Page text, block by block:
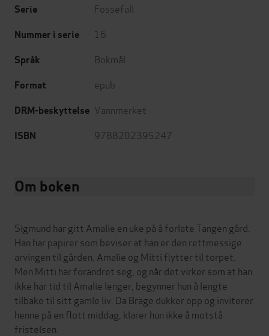
Serie Fossefall
Nummer i serie 16
Språk Bokmål
Format epub
DRM-beskyttelse Vannmerket
ISBN 9788202395247
Om boken
Sigmund har gitt Amalie en uke på å forlate Tangen gård.
Han har papirer som beviser at han er den rettmessige
arvingen til gården. Amalie og Mitti flytter til torpet.
Men Mitti har forandret seg, og når det virker som at han
ikke har tid til Amalie lenger, begynner hun å lengte
tilbake til sitt gamle liv. Da Brage dukker opp og inviterer
henne på en flott middag, klarer hun ikke å motstå
fristelsen.